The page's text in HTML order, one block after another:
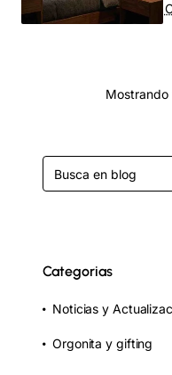
Mostrando
Categorias
Noticias y
Orgonita y gifting